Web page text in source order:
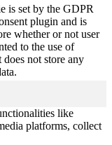
is set by the GDPR
plugin and is
whether or not user
to the use of
does not store any
like
platforms, collect